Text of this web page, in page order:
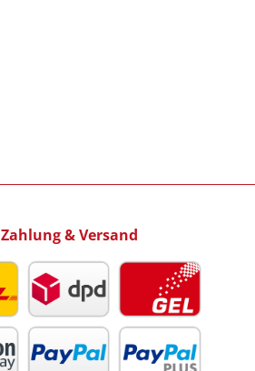
Zahlung & Versand